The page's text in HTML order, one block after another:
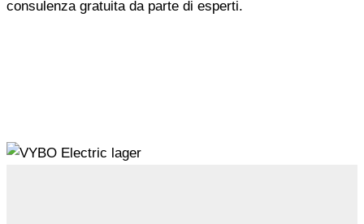
consulenza gratuita da parte di esperti.